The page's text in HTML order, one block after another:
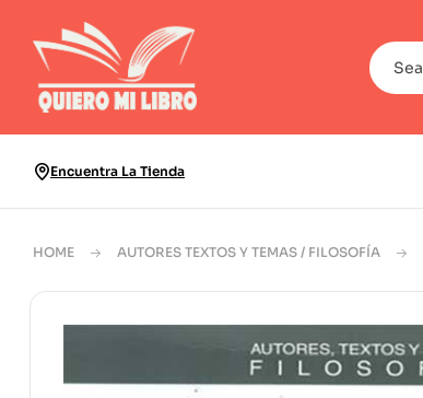
Encuentra La Tienda
HOME AUTORES TEXTOS Y TEMAS / FILOSOFÍA